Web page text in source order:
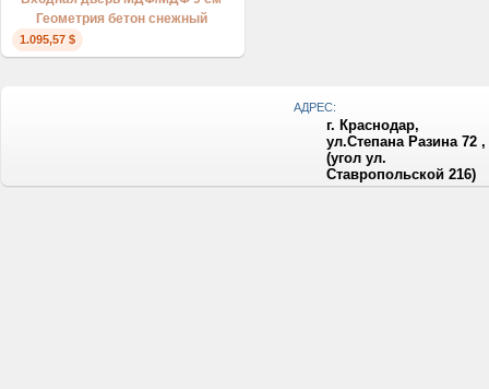
Геометрия бетон снежный
1.095,57 $
АДРЕС:
г. Краснодар,
ул.Степана Разина 72 ,
(угол ул.
Ставропольской 216)